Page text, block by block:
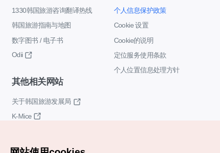
1330韩国旅游咨询翻译热线
韩国旅游指南与地图
数字图书 / 电子书
Odii
个人信息保护政策
Cookie 设置
Cookie的说明
定位服务使用条款
个人位置信息处理方针
其他相关网站
关于韩国旅游发展局
K-Mice